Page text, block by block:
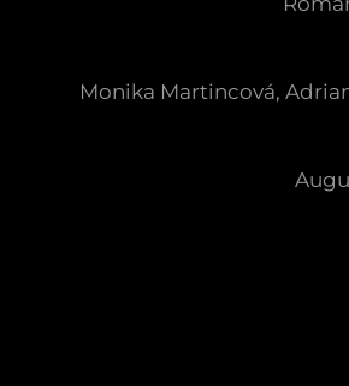
Monika Martincová,